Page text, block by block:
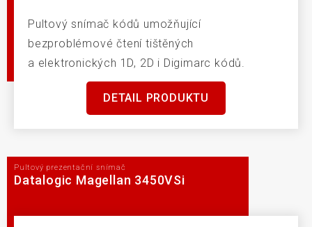
Pultový snímač kódů umožňující
bezproblémové čtení tištěných
a elektronických 1D, 2D i Digimarc kódů.
DETAIL PRODUKTU
Pultový prezentační snímač
Datalogic Magellan 3450VSi